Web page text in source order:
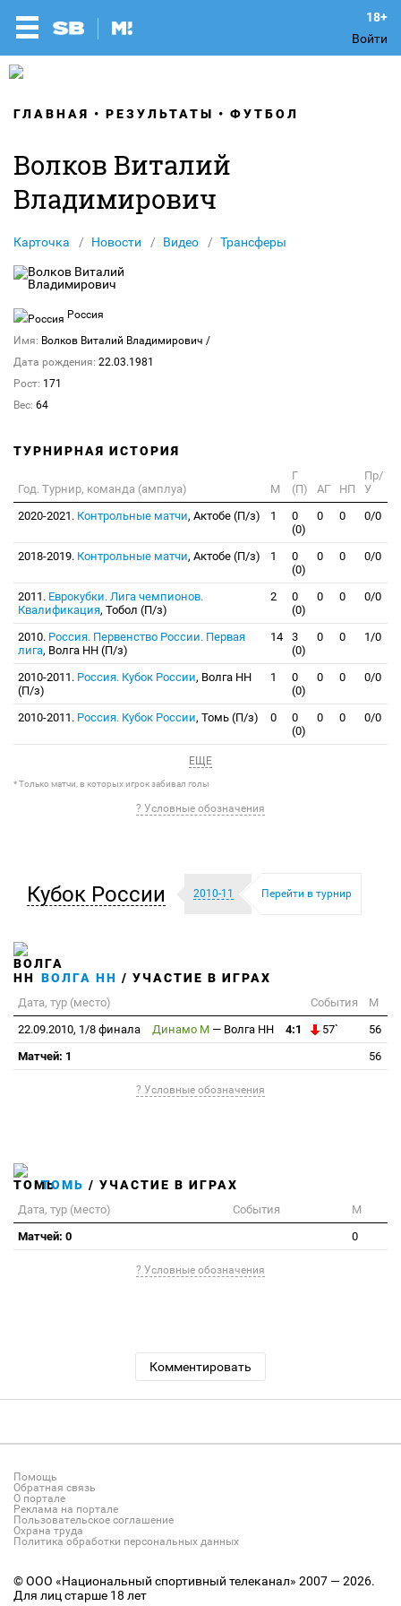
Войти
ГЛАВНАЯ РЕЗУЛЬТАТЫ ФУТБОЛ
Волков Виталий
Владимирович
Карточка Новости Видео Трансферы
Россия
Имя: Волков Виталий Владимирович /
Дата рождения: 22.03.1981
Рост: 171
Вес: 64
ТУРНИРНАЯ ИСТОРИЯ
Год. Турнир, команда (амплуа) М
Г
(П)
АГ НП
Пр/
У
2020-2021. Контрольные матчи, Актобе (П/з) 1
0
(0)
0 0 0/0
2018-2019. Контрольные матчи, Актобе (П/з) 1
0
(0)
0 0 0/0
2011. Еврокубки. Лига чемпионов.
Квалификация, Тобол (П/з)
2
0
(0)
0 0 0/0
2010. Россия. Первенство России. Первая
лига, Волга НН (П/з)
14
3
(0)
0 0 1/0
2010-2011. Россия. Кубок России, Волга НН
(П/з)
1
0
(0)
0 0 0/0
2010-2011. Россия. Кубок России, Томь (П/з) 0
0
(0)
0 0 0/0
ЕЩЕ
* Только матчи, в которых игрок забивал голы
? Условные обозначения
Кубок России 2010-11 Перейти в турнир
ВОЛГА НН / УЧАСТИЕ В ИГРАХ
Дата, тур (место) События
М
22.09.2010, 1/8 финала
Динамо М — Волга НН 4:1 57`
56
Матчей: 1
56
? Условные обозначения
ТОМЬ / УЧАСТИЕ В ИГРАХ
Дата, тур (место) События
М
Матчей: 0
0
? Условные обозначения
Комментировать
Помощь
Обратная связь
О портале
Реклама на портале
Пользовательское соглашение
Охрана труда
Политика обработки персональных данных
© ООО «Национальный спортивный телеканал» 2007 — 2026.
Для лиц старше 18 лет